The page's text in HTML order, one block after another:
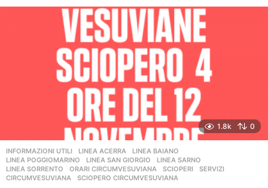
n
1.8k 0
INFORMAZIONI UTILI ,LINEA ACERRA ,LINEA BAIANO
LINEA POGGIOMARINO
,LINEA SAN GIORGIO ,LINEA SARNO
LINEA SORRENTO
,ORARI CIRCUMVESUVIANA ,SCIOPERI ,SERVIZI
CIRCUMVESUVIANA
,SCIOPERO CIRCUMVESUVIANA